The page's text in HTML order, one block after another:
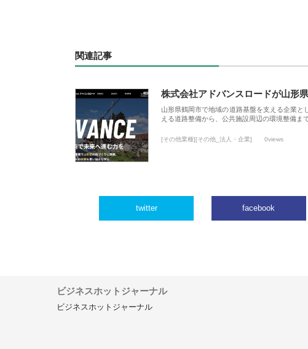
関連記事
株式会社アドバンスロードが山形
山形県鶴岡市で地域の道路基盤を支える企業
える道路整備から、公共施設周辺の環境整備ま
[その他業種][その他_法人・企業] 0views
twitter facebook
ビジネスホットジャーナル
ビジネスホットジャーナル